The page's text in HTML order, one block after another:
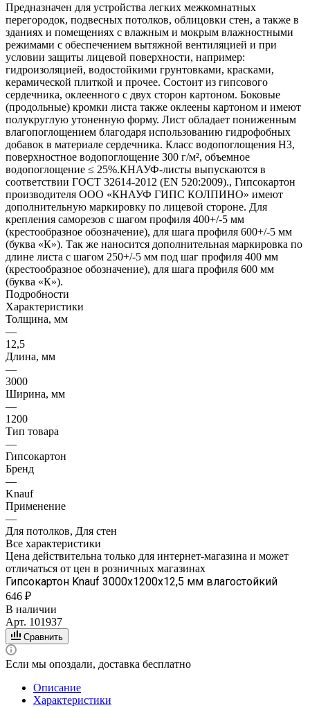
Предназначен для устройства легких межкомнатных
перегородок, подвесных потолков, облицовки стен, а также в
зданиях и помещениях с влажным и мокрым влажностными
режимами с обеспечением вытяжной вентиляцией и при
условии защиты лицевой поверхности, например:
гидроизоляцией, водостойкими грунтовками, красками,
керамической плиткой и прочее. Состоит из гипсового
сердечника, оклеенного с двух сторон картоном. Боковые
(продольные) кромки листа также оклеены картоном и имеют
полукруглую утоненную форму. Лист обладает пониженным
влагопоглощением благодаря использованию гидрофобных
добавок в материале сердечника. Класс водопоглощения Н3,
поверхностное водопоглощение 300 г/м², объемное
водопоглощение ≤ 25%.КНАУФ-листы выпускаются в
соответствии ГОСТ 32614-2012 (EN 520:2009)., Гипсокартон
производителя ООО «КНАУФ ГИПС КОЛПИНО» имеют
дополнительную маркировку по лицевой стороне. Для
крепления саморезов с шагом профиля 400+/-5 мм
(крестообразное обозначение), для шага профиля 600+/-5 мм
(буква «К»). Так же наносится дополнительная маркировка по
длине листа с шагом 250+/-5 мм под шаг профиля 400 мм
(крестообразное обозначение), для шага профиля 600 мм
(буква «К»).
Подробности
Характеристики
Толщина, мм
—
12,5
Длина, мм
—
3000
Ширина, мм
—
1200
Тип товара
—
Гипсокартон
Бренд
—
Knauf
Применение
—
Для потолков, Для стен
Все характеристики
Цена действительна только для интернет-магазина и может
отличаться от цен в розничных магазинах
Гипсокартон Knauf 3000х1200х12,5 мм влагостойкий
646 ₽
В наличии
Арт. 101937
Сравнить
Если мы опоздали, доставка бесплатно
Описание
Характеристики